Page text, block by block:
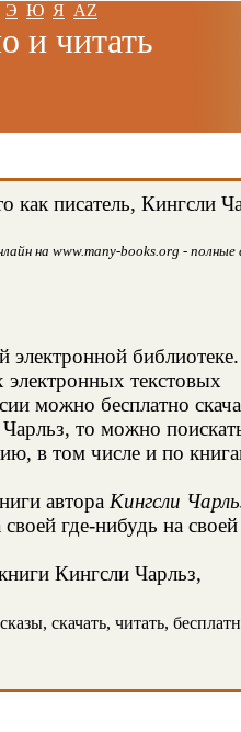
Э Ю Я AZ
и читать
как писатель, Кингсли
на www.many-books.org - полные
электронной библиотеке.
текстовых
можно бесплатно
то можно
в том числе и по
автора Кингсли
где-нибудь на своей
Кингсли Чарльз,
скачать, читать,